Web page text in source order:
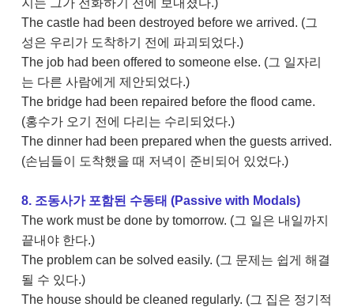
지는 그가 전화하기 전에 보내졌다.)
The castle had been destroyed before we arrived. (그
성은 우리가 도착하기 전에 파괴되었다.)
The job had been offered to someone else. (그 일자리
는 다른 사람에게 제안되었다.)
The bridge had been repaired before the flood came.
(홍수가 오기 전에 다리는 수리되었다.)
The dinner had been prepared when the guests arrived.
(손님들이 도착했을 때 저녁이 준비되어 있었다.)
8. 조동사가 포함된 수동태 (Passive with Modals)
The work must be done by tomorrow. (그 일은 내일까지
끝내야 한다.)
The problem can be solved easily. (그 문제는 쉽게 해결
될 수 있다.)
The house should be cleaned regularly. (그 집은 정기적